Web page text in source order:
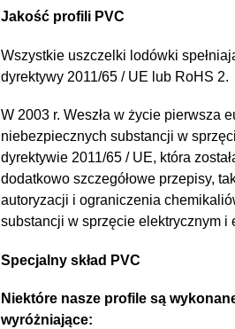
Jakość profili PVC
Wszystkie uszczelki lodówki
dyrektywy 2011/65 / UE lub RoHS 2.
W 2003 r. Weszła w życie pierwsza
niebezpiecznych substancji w
dyrektywie 2011/65 / UE, która
dodatkowo szczegółowe przepisy,
autoryzacji i ograniczenia
substancji w sprzęcie elektrycznym
Specjalny skład PVC
Niektóre nasze profile są
wyróżniające: